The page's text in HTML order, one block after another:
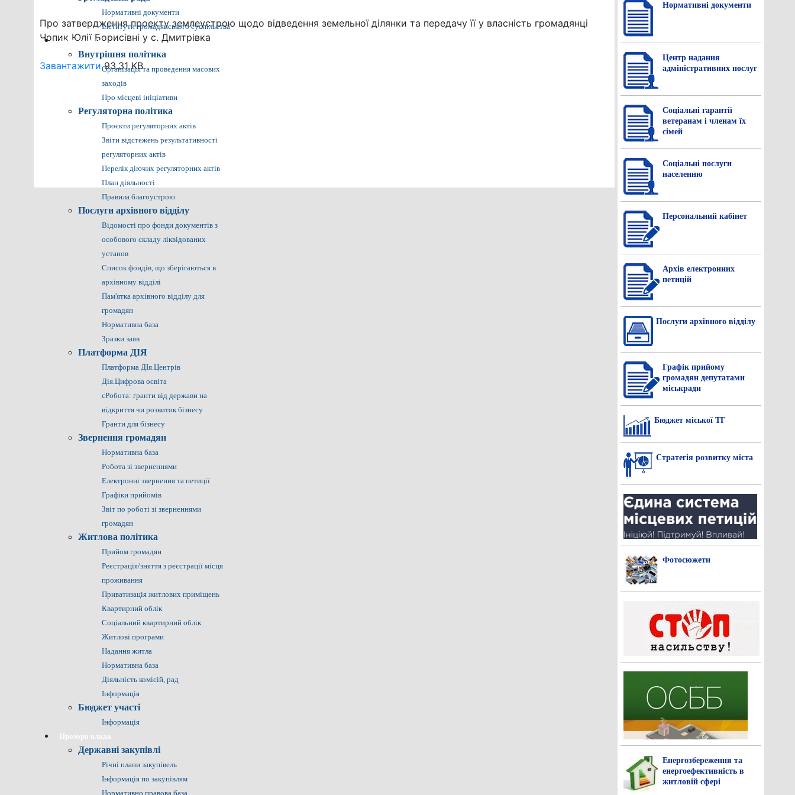
Нормативні документи
Інститути громадянського суспільства
Громадянам
Внутрішня політика
Організація та проведення масових
заходів
Про місцеві ініціативи
Регуляторна політика
Проєкти регуляторних актів
Звіти відстежень результативності
регуляторних актів
Перелік діючих регуляторних актів
План діяльності
Правила благоустрою
Послуги архівного відділу
Відомості про фонди документів з
особового складу ліквідованих
установ
Список фондів, що зберігаються в
архівному відділі
Пам'ятка архівного відділу для
громадян
Нормативна база
Зразки заяв
Платформа ДІЯ
Платформа ДІя.Центрів
Дія.Цифрова освіта
єРобота: гранти від держави на
відкриття чи розвиток бізнесу
Гранти для бізнесу
Звернення громадян
Нормативна база
Робота зі зверненнями
Електронні звернення та петиції
Графіки прийомів
Звіт по роботі зі зверненнями
громадян
Житлова політика
Прийом громадян
Реєстрація/зняття з реєстрації місця
проживання
Приватизація житлових приміщень
Квартирний облік
Соціальний квартирний облік
Житлові програми
Надання житла
Нормативна база
Діяльність комісій, рад
Інформація
Бюджет участі
Інформація
Прозора влада
Державні закупівлі
Річні плани закупівель
Інформація по закупівлям
Нормативно правова база
Про затвердження проекту землеустрою щодо відведення земельної ділянки та передачу її у власність громадянці
Чопик Юлії Борисівні у с. Дмитрівка
Завантажити93.31 KB
Нормативнi документи
Центр надання
адміністративних послуг
Соціальні гарантії
ветеранам і членам їх
сімей
Соціальні послуги
населенню
Персональний кабінет
Архів електронних
петицій
Послуги архівного відділу
Графік прийому
громадян депутатами
міськради
Бюджет міської ТГ
Стратегія розвитку міста
Фотосюжети
Енергозбереження та
енергоефективність в
житловій сфері